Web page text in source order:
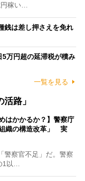
稼い…
銭は差し押さえを免れ
万円超の延滞税が積み
一覧を見る
路」
はかかるか？】警察庁
織の構造改革」 実
警察官不足」だ。警察
1以…